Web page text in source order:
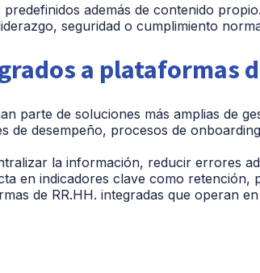
además de contenido
seguridad o cumplimiento
a plataformas
parte de soluciones más amplias de
de desempeño, procesos de
la información, reducir errores
en indicadores clave como retención,
de RR.HH. integradas que operan